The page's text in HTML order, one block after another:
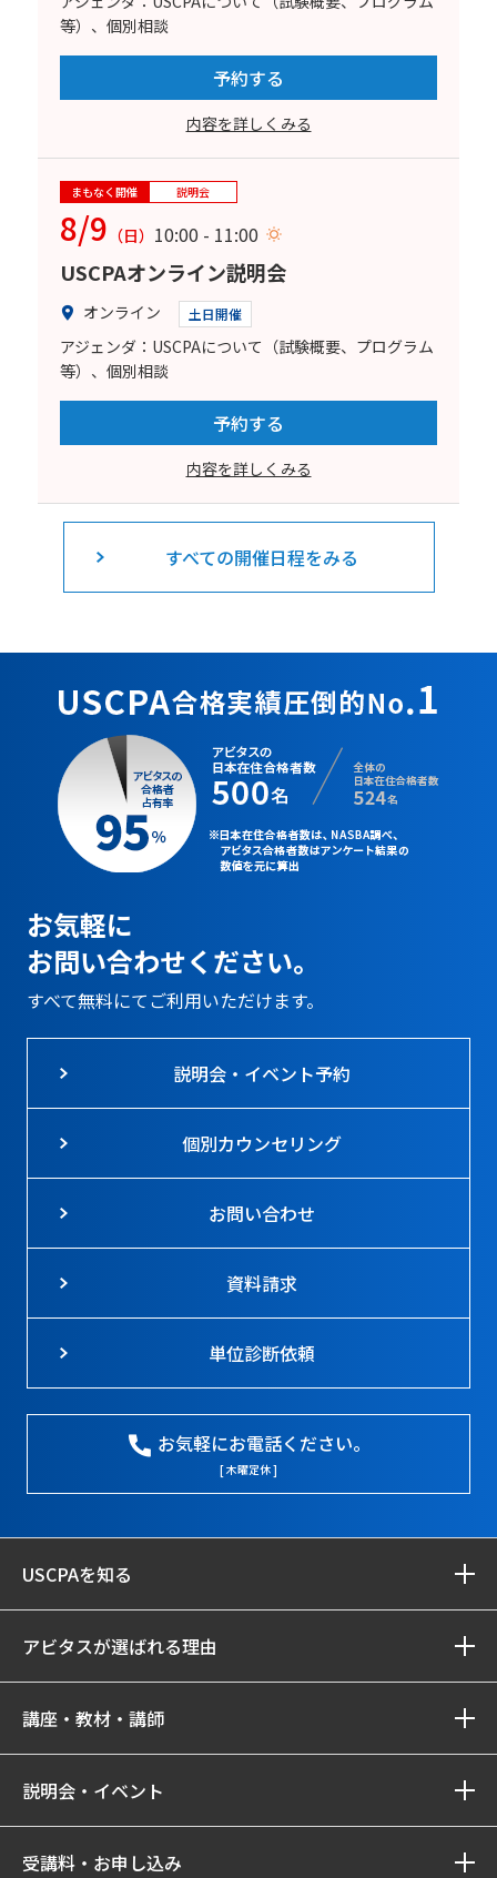
等）、個別相談
予約する
内容を詳しくみる
まもなく開催 説明会
8/9 （日） 10:00 - 11:00
USCPAオンライン説明会
オンライン 土日開催
アジェンダ：USCPAについて（試験概要、プログラム
等）、個別相談
予約する
内容を詳しくみる
すべての開催日程をみる
お気軽に
お問い合わせください。
すべて無料にてご利用いただけます。
説明会・イベント予約
個別カウンセリング
お問い合わせ
資料請求
単位診断依頼
お気軽にお電話ください。
[ 木曜定休 ]
USCPAを知る
アビタスが選ばれる理由
講座・教材・講師
説明会・イベント
受講料・お申し込み